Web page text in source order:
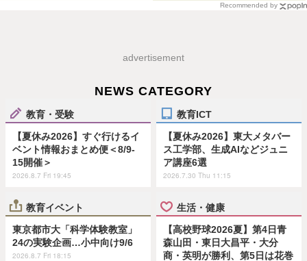
Recommended by
advertisement
NEWS CATEGORY
教育・受験
【夏休み2026】すぐ行けるイ
ベント情報おまとめ便＜8/9-
15開催＞
2026.8.7 Fri 19:45
教育ICT
【夏休み2026】東大メタバー
ス工学部、生成AIなどジュニ
ア講座6選
2026.7.30 Thu 11:15
教育イベント
東京都市大「科学体験教室」
24の実験企画…小中向け9/6
2026.8.7 Fri 18:15
生活・健康
【高校野球2026夏】第4日青
森山田・東日大昌平・大分
商・英明が勝利、第5日は花巻